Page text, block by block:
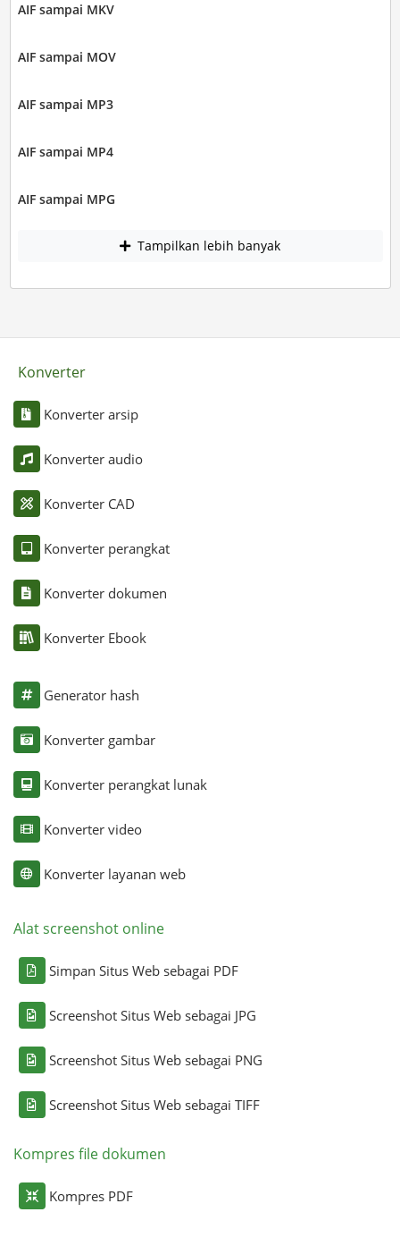
AIF sampai MKV
AIF sampai MOV
AIF sampai MP3
AIF sampai MP4
AIF sampai MPG
Tampilkan lebih banyak
Konverter
Konverter arsip
Konverter audio
Konverter CAD
Konverter perangkat
Konverter dokumen
Konverter Ebook
Generator hash
Konverter gambar
Konverter perangkat lunak
Konverter video
Konverter layanan web
Alat screenshot online
Simpan Situs Web sebagai PDF
Screenshot Situs Web sebagai JPG
Screenshot Situs Web sebagai PNG
Screenshot Situs Web sebagai TIFF
Kompres file dokumen
Kompres PDF